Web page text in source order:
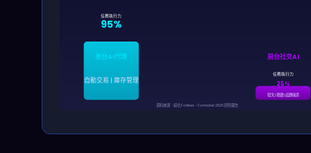
後台AI代理 前台社交AI
任務執行力
95%
任務執行力
25%
自動交易 | 庫存管理
發文 | 按讚 | 話題操弄
資料來源：綜合 Forbes、Forrester 2026 研究報告